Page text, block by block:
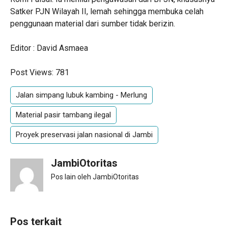
Satker PJN Wilayah II, lemah sehingga membuka celah
penggunaan material dari sumber tidak berizin.
Editor : David Asmaea
Post Views: 781
Jalan simpang lubuk kambing - Merlung
Material pasir tambang ilegal
Proyek preservasi jalan nasional di Jambi
JambiOtoritas
Pos lain oleh JambiOtoritas
Pos terkait